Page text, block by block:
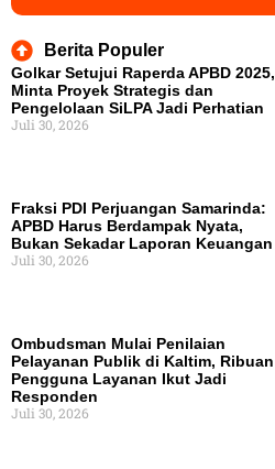
Berita Populer
Golkar Setujui Raperda APBD 2025,
Minta Proyek Strategis dan
Pengelolaan SiLPA Jadi Perhatian
Juli 30, 2026
Fraksi PDI Perjuangan Samarinda:
APBD Harus Berdampak Nyata,
Bukan Sekadar Laporan Keuangan
Juli 30, 2026
Ombudsman Mulai Penilaian
Pelayanan Publik di Kaltim, Ribuan
Pengguna Layanan Ikut Jadi
Responden
Juli 30, 2026